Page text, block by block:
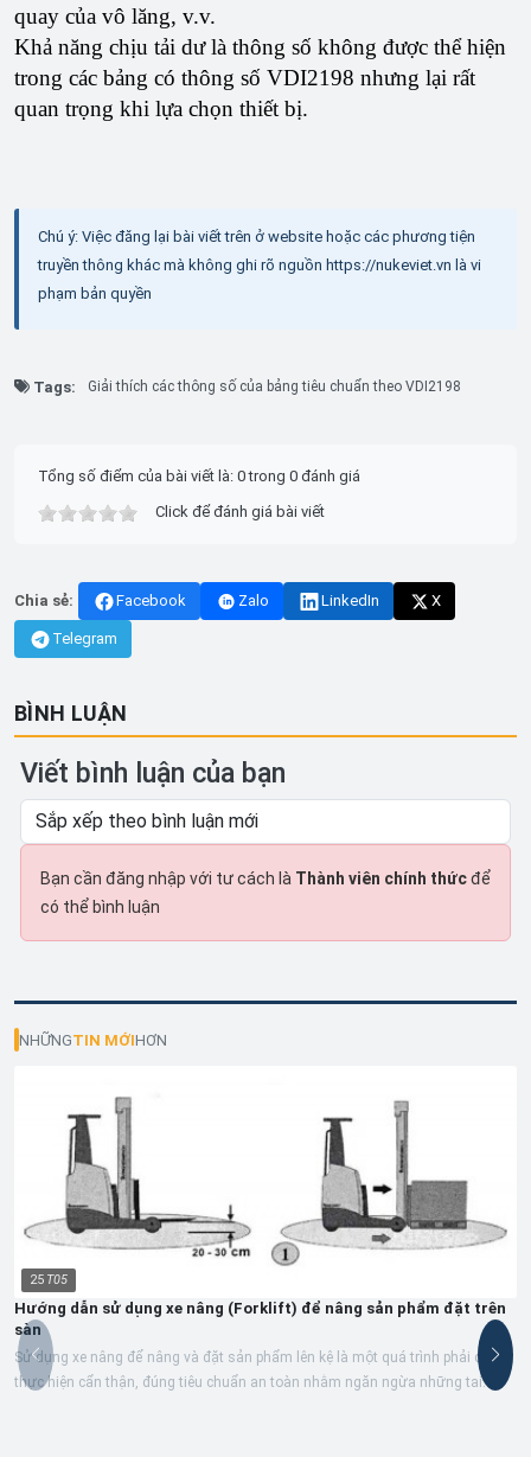
quay của vô lăng, v.v.
Khả năng chịu tải dư là thông số không được thể hiện
trong các bảng có thông số VDI2198 nhưng lại rất
quan trọng khi lựa chọn thiết bị.
Chú ý: Việc đăng lại bài viết trên ở website hoặc các phương tiện
truyền thông khác mà không ghi rõ nguồn https://nukeviet.vn là vi
phạm bản quyền
Tags: Giải thích các thông số của bảng tiêu chuẩn theo VDI2198
Tổng số điểm của bài viết là: 0 trong 0 đánh giá
Click để đánh giá bài viết
Chia sẻ: Facebook Zalo LinkedIn X
Telegram
BÌNH LUẬN
Viết bình luận của bạn
Bạn cần đăng nhập với tư cách là Thành viên chính thứcđể
có thể bình luận
NHỮNGTIN MỚIHƠN
25 T05
Hướng dẫn sử dụng xe nâng (Forklift) để nâng sản phẩm đặt trên
sàn
Sử dụng xe nâng để nâng và đặt sản phẩm lên kệ là một quá trình phải được
thực hiện cẩn thận, đúng tiêu chuẩn an toàn nhằm ngăn ngừa những tai